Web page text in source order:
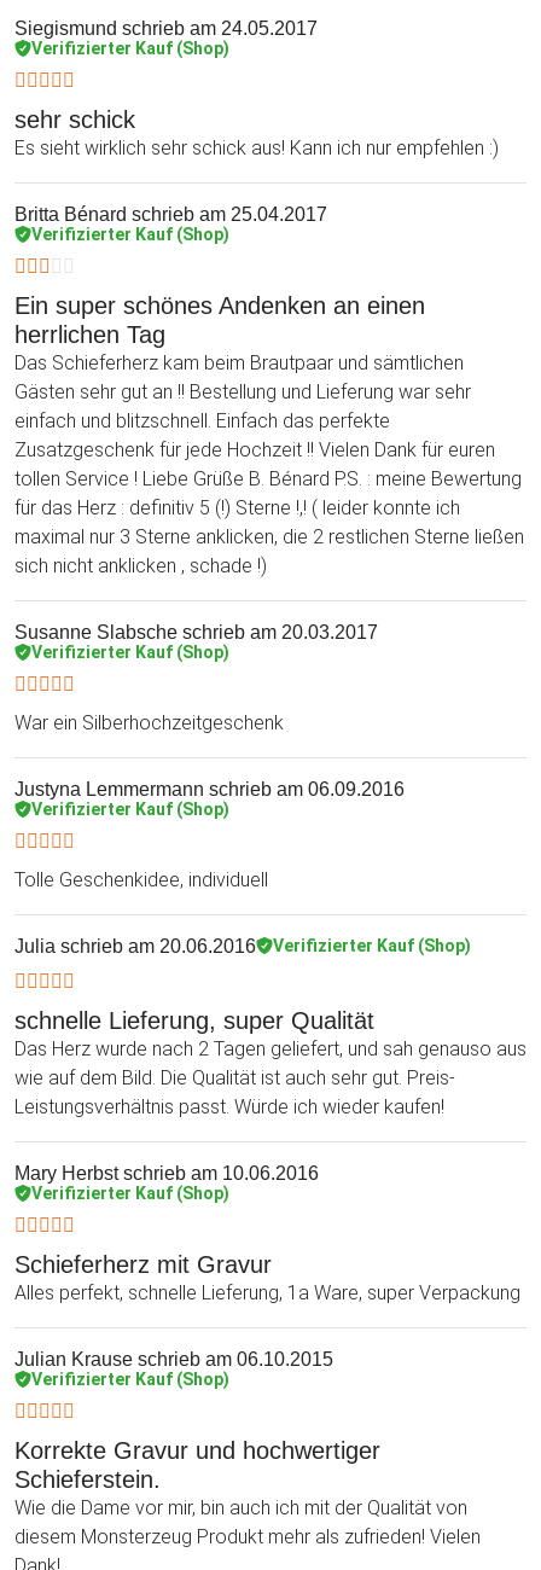
Siegismund schrieb am 24.05.2017
Verifizierter Kauf (Shop)
sehr schick
Es sieht wirklich sehr schick aus! Kann ich nur empfehlen :)
Britta Bénard schrieb am 25.04.2017
Verifizierter Kauf (Shop)
Ein super schönes Andenken an einen
herrlichen Tag
Das Schieferherz kam beim Brautpaar und sämtlichen
Gästen sehr gut an !! Bestellung und Lieferung war sehr
einfach und blitzschnell. Einfach das perfekte
Zusatzgeschenk für jede Hochzeit !! Vielen Dank für euren
tollen Service ! Liebe Grüße B. Bénard P.S. : meine Bewertung
für das Herz : definitiv 5 (!) Sterne !,! ( leider konnte ich
maximal nur 3 Sterne anklicken, die 2 restlichen Sterne ließen
sich nicht anklicken , schade !)
Susanne Slabsche schrieb am 20.03.2017
Verifizierter Kauf (Shop)
War ein Silberhochzeitgeschenk
Justyna Lemmermann schrieb am 06.09.2016
Verifizierter Kauf (Shop)
Tolle Geschenkidee, individuell
Julia schrieb am 20.06.2016 Verifizierter Kauf (Shop)
schnelle Lieferung, super Qualität
Das Herz wurde nach 2 Tagen geliefert, und sah genauso aus
wie auf dem Bild. Die Qualität ist auch sehr gut. Preis-
Leistungsverhältnis passt. Würde ich wieder kaufen!
Mary Herbstschrieb am 10.06.2016
Verifizierter Kauf (Shop)
Schieferherz mit Gravur
Alles perfekt, schnelle Lieferung, 1a Ware, super Verpackung
Julian Krause schrieb am 06.10.2015
Verifizierter Kauf (Shop)
Korrekte Gravur und hochwertiger
Schieferstein.
Wie die Dame vor mir, bin auch ich mit der Qualität von
diesem Monsterzeug Produkt mehr als zufrieden! Vielen